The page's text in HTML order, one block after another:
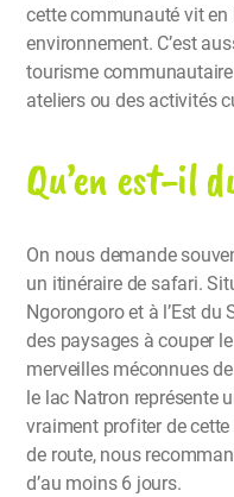
cette communauté vit en
environnement. C’est
tourisme
ateliers ou des activités
Qu’en est-il
On nous demande
un itinéraire de safari.
Ngorongoro et à l’Est du
des paysages à couper
merveilles méconnues
le lac Natron représente
vraiment profiter de
de route, nous
d’au moins 6 jours.